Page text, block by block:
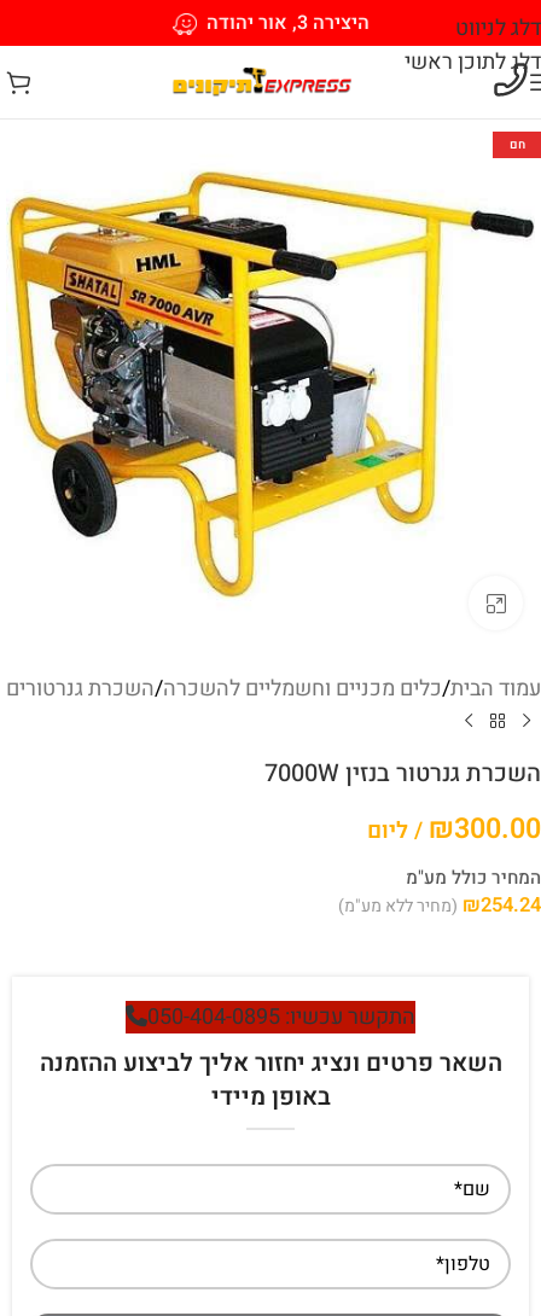
דלג לניווט
דלג לתוכן ראשי
היצירה 3, אור יהודה
חם
עמוד הבית/כלים מכניים וחשמליים להשכרה/השכרת גנרטורים
השכרת גנרטור בנזין 7000W
₪300.00 / ליום
המחיר כולל מע"מ
₪254.24 (מחיר ללא מע"מ)
התקשר עכשיו: 050-404-0895
השאר פרטים ונציג יחזור אליך לביצוע ההזמנה
באופן מיידי